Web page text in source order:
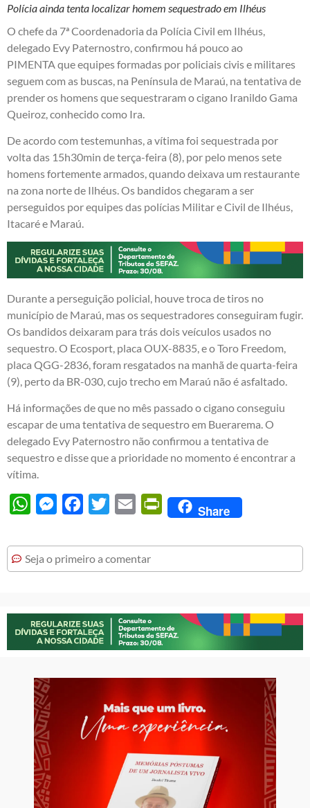
Polícia ainda tenta localizar homem sequestrado em Ilhéus
O chefe da 7ª Coordenadoria da Polícia Civil em Ilhéus,
delegado Evy Paternostro, confirmou há pouco ao
PIMENTA que equipes formadas por policiais civis e militares
seguem com as buscas, na Península de Maraú, na tentativa de
prender os homens que sequestraram o cigano Iranildo Gama
Queiroz, conhecido como Ira.
De acordo com testemunhas, a vítima foi sequestrada por
volta das 15h30min de terça-feira (8), por pelo menos sete
homens fortemente armados, quando deixava um restaurante
na zona norte de Ilhéus. Os bandidos chegaram a ser
perseguidos por equipes das polícias Militar e Civil de Ilhéus,
Itacaré e Maraú.
Durante a perseguição policial, houve troca de tiros no
município de Maraú, mas os sequestradores conseguiram fugir.
Os bandidos deixaram para trás dois veículos usados no
sequestro. O Ecosport, placa OUX-8835, e o Toro Freedom,
placa QGG-2836, foram resgatados na manhã de quarta-feira
(9), perto da BR-030, cujo trecho em Maraú não é asfaltado.
Há informações de que no mês passado o cigano conseguiu
escapar de uma tentativa de sequestro em Buerarema. O
delegado Evy Paternostro não confirmou a tentativa de
sequestro e disse que a prioridade no momento é encontrar a
vítima.
WhatsAppMessengerFacebook
Twitter Email PrintFriendly
Share
Seja o primeiro a comentar